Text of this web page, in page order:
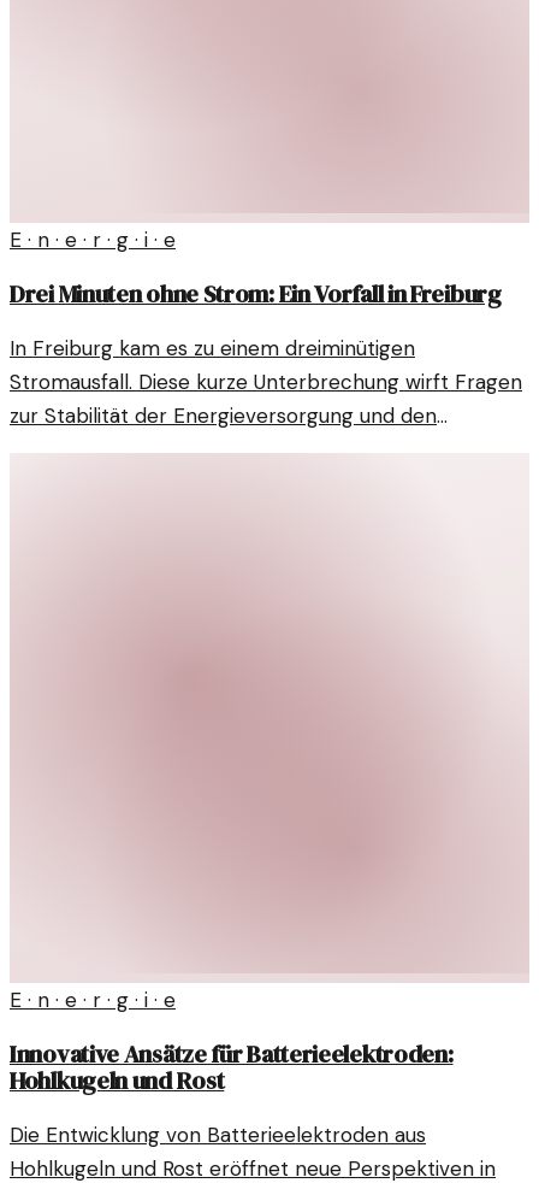
E · n · e · r · g · i · e
Drei Minuten ohne Strom: Ein Vorfall in Freiburg
In Freiburg kam es zu einem dreiminütigen
Stromausfall. Diese kurze Unterbrechung wirft Fragen
zur Stabilität der Energieversorgung und den
Auswirkungen auf moderne Infrastrukturen auf.
E · n · e · r · g · i · e
Innovative Ansätze für Batterieelektroden:
Hohlkugeln und Rost
Die Entwicklung von Batterieelektroden aus
Hohlkugeln und Rost eröffnet neue Perspektiven in